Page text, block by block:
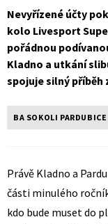
Nevyřízené účty
kolo Livesport
pořádnou
Kladno a utkání
spojuje silný příběh
BA SOKOLI PARDUBICE
Právě Kladno a
části minulého
kdo bude muset do